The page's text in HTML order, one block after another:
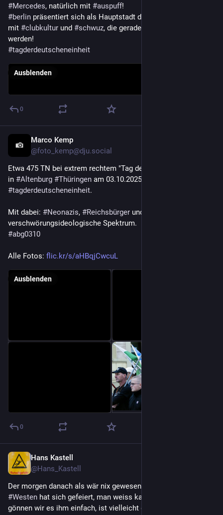
#Mercedes, natürlich mit #auspuff!
#berlin präsentiert sich als Hauptstadt der Musik und gibt an
mit #clubkultur und #schwuz, die gerade in die Tonne getreten
werden!
#tagderdeutscheneinheit
Ausblenden
0
Marco Kemp
@foto_kemp@dju.social
Etwa 475 TN bei extrem rechtem "Tag der deutschen Freiheit"
in #Altenburg #Thüringen
#tagderdeutscheneinheit.
Mit dabei: #Neonazis, #Reichsbürger und das
verschwörungsideologische Spektrum.
#abg0310
Alle Fotos: flic.kr/s/aHBqjCwcuL
Ausblenden
0
Hans Kastell
@Hans_Kastell
#Westen hat sich gefeiert, man weiss kaum, wieso. Vielleicht
gönnen wir es ihm einfach, ist vielleicht die letzte Gelegenheit,